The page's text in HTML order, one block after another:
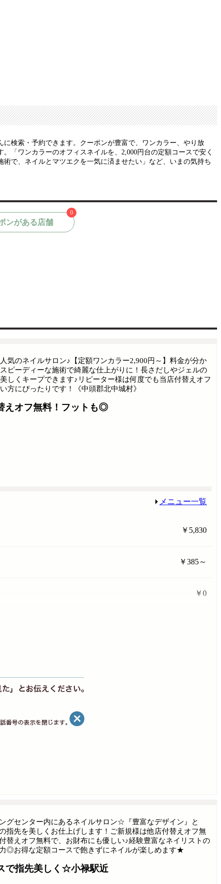
検索・予約できます。クーポンが豊富で、ワンカラー、やり放
「ワンカラーのオフィスネイルを、2,000円台の定額コースで安く
で、ネイルとマツエクを一気に済ませたい」など、いまの気持ち
ンがある店舗
0
えオフ無料！フットも◎
気のネイルサロン♪【定額ワンカラー2,900円～】料金が分か
ピーディーな施術で綺麗な仕上がりに！長さだしやジェルの
しくキープできます♪リピーター様は何度でも当店付替えオフ
にぴったりです！《中頭郡北中城村》
メニュー一覧
￥5,830
￥385～
￥0
で指先美しく☆小禄駅近
グセンター内にあるネイルサロン☆『豊富なデザイン』と
指先を美しくお仕上げします！ご新規様は他店付替えオフ無
替えオフ無料で、お財布にも優しい♪経験豊富なネイリストの
◎お得な定額コースで飽きずにネイルが楽しめます★